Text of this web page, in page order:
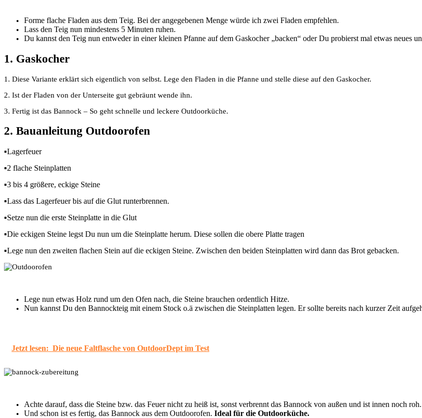
Forme flache Fladen aus dem Teig. Bei der angegebenen Menge würde ich zwei Fladen empfehlen.
Lass den Teig nun mindestens 5 Minuten ruhen.
Du kannst den Teig nun entweder in einer kleinen Pfanne auf dem Gaskocher „backen“ oder Du probierst mal etwas neues
1. Gaskocher
1. Diese Variante erklärt sich eigentlich von selbst. Lege den Fladen in die Pfanne und stelle diese auf den Gaskocher.
2. Ist der Fladen von der Unterseite gut gebräunt wende ihn.
3. Fertig ist das Bannock – So geht schnelle und leckere Outdoorküche.
2. Bauanleitung Outdoorofen
▪Lagerfeuer
▪2 flache Steinplatten
▪3 bis 4 größere, eckige Steine
▪Lass das Lagerfeuer bis auf die Glut runterbrennen.
▪Setze nun die erste Steinplatte in die Glut
▪Die eckigen Steine legst Du nun um die Steinplatte herum. Diese sollen die obere Platte tragen
▪Lege nun den zweiten flachen Stein auf die eckigen Steine. Zwischen den beiden Steinplatten wird dann das Brot gebacken.
Lege nun etwas Holz rund um den Ofen nach, die Steine brauchen ordentlich Hitze.
Nun kannst Du den Bannockteig mit einem Stock o.ä zwischen die Steinplatten legen. Er sollte bereits nach kurzer Zeit
Jetzt lesen: Die neue Faltflasche von OutdoorDept im Test
Achte darauf, dass die Steine bzw. das Feuer nicht zu heiß ist, sonst verbrennt das Bannock von außen und ist innen noch roh.
Und schon ist es fertig, das Bannock aus dem Outdoorofen. Ideal für die Outdoorküche.